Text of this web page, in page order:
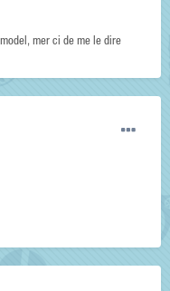
mer ci de me le dire